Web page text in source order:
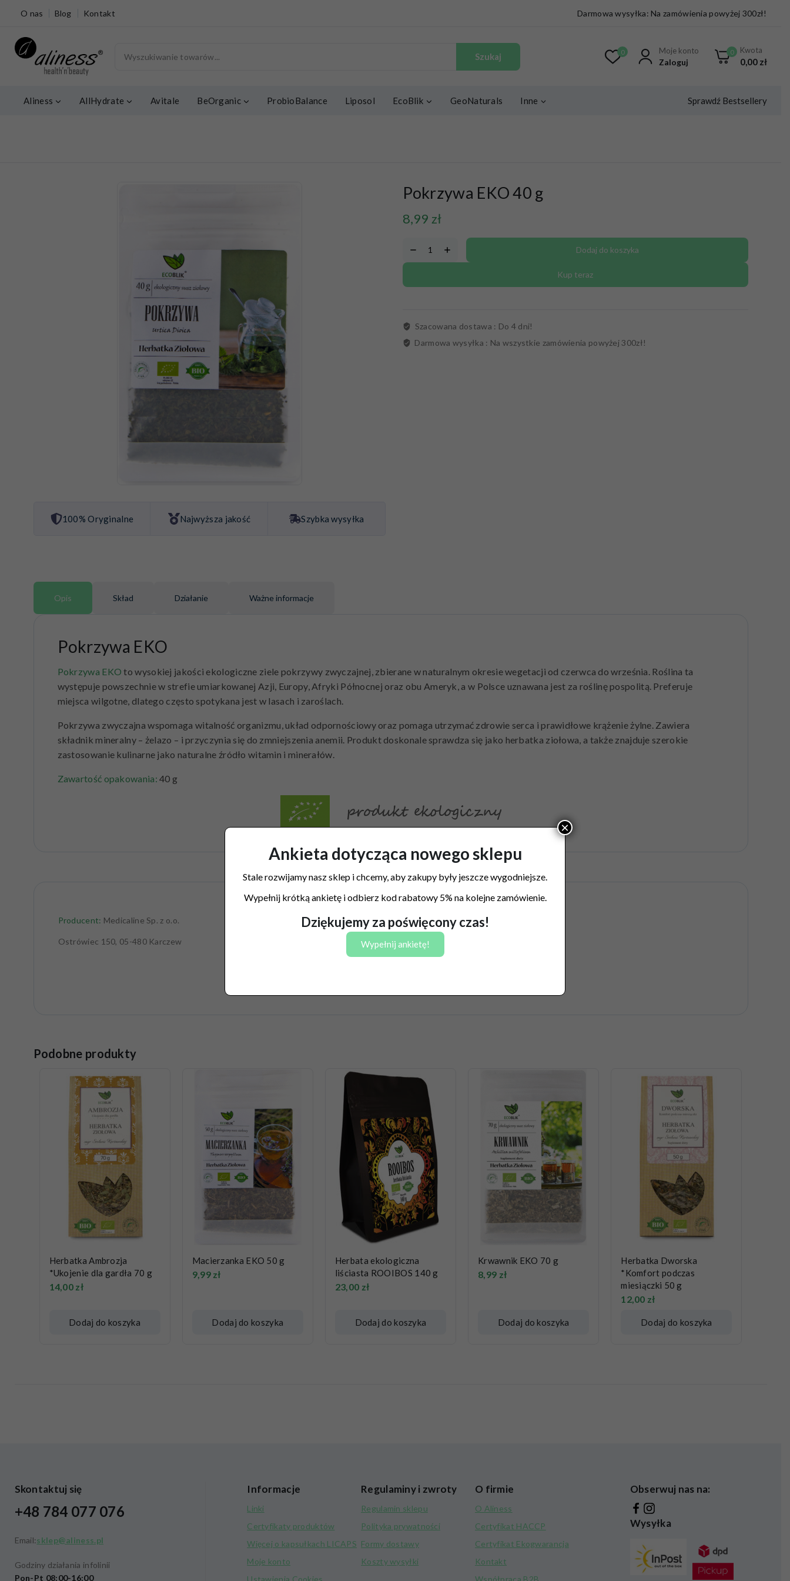
O nas Blog Kontakt Darmowa wysyłka: Na zamówienia powyżej 300zł!
Szukaj 0 Moje konto
Zaloguj
0 Kwota
0,00 zł
Aliness AllHydrate Avitale BeOrganic ProbioBalance Liposol EcoBlik GeoNaturals Inne Sprawdź Bestsellery
100% Oryginalne Najwyższa jakość Szybka wysyłka
Pokrzywa EKO 40 g
8,99 zł
Dodaj do koszyka
Kup teraz
Szacowana dostawa : Do 4 dni!
Darmowa wysyłka : Na wszystkie zamówienia powyżej 300zł!
Opis Skład Działanie Ważne informacje
Pokrzywa EKO
Pokrzywa EKO to wysokiej jakości ekologiczne ziele pokrzywy zwyczajnej, zbierane w naturalnym okresie wegetacji od czerwca do września. Roślina ta
występuje powszechnie w strefie umiarkowanej Azji, Europy, Afryki Północnej oraz obu Ameryk, a w Polsce uznawana jest za roślinę pospolitą. Preferuje
miejsca wilgotne, dlatego często spotykana jest w lasach i zaroślach.
Pokrzywa zwyczajna wspomaga witalność organizmu, układ odpornościowy oraz pomaga utrzymać zdrowie serca i prawidłowe krążenie żylne. Zawiera
składnik mineralny – żelazo – i przyczynia się do zmniejszenia anemii. Produkt doskonale sprawdza się jako herbatka ziołowa, a także znajduje szerokie
zastosowanie kulinarne jako naturalne źródło witamin i minerałów.
Zawartość opakowania: 40 g
Producent: Medicaline Sp. z o.o.
Ostrówiec 150, 05-480 Karczew
Podobne produkty
Herbatka Ambrozja
*Ukojenie dla gardła 70 g
14,00 zł
Dodaj do koszyka
Macierzanka EKO 50 g
9,99 zł
Dodaj do koszyka
Herbata ekologiczna
liściasta ROOIBOS 140 g
23,00 zł
Dodaj do koszyka
Krwawnik EKO 70 g
8,99 zł
Dodaj do koszyka
Herbatka Dworska
*Komfort podczas
miesiączki 50 g
12,00 zł
Dodaj do koszyka
Skontaktuj się
+48 784 077 076
Email:sklep@aliness.pl
Godziny działania infolinii
Pon-Pt 08:00-16:00
Informacje
Linki
Certyfikaty produktów
Więcej o kapsułkach LICAPS
Moje konto
Ustawienia Cookies
Regulaminy i zwroty
Regulamin sklepu
Polityka prywatności
Formy dostawy
Koszty wysyłki
O firmie
O Aliness
Certyfikat HACCP
Certyfikat Ekogwarancja
Kontakt
Współpraca B2B
Obserwuj nas na:
Wysyłka
Ankieta dotycząca nowego sklepu
Stale rozwijamy nasz sklep i chcemy, aby zakupy były jeszcze wygodniejsze.
Wypełnij krótką ankietę i odbierz kod rabatowy 5% na kolejne zamówienie.
Dziękujemy za poświęcony czas!
Wypełnij ankietę!
×